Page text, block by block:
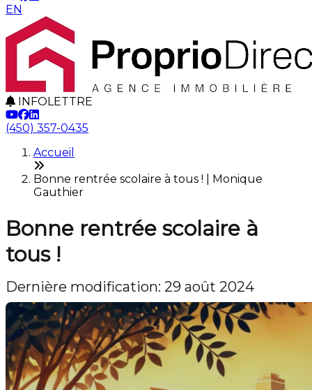
EN
INFOLETTRE
(450) 357-0435
Accueil
Bonne rentrée scolaire à tous ! | Monique
Gauthier
Bonne rentrée scolaire à
tous !
Dernière modification: 29 août 2024